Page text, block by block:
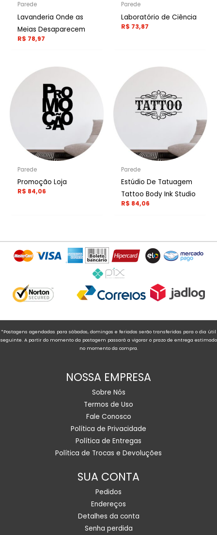
Parede
Lavanderia Onde as
Meias Desaparecem
R$ 78,97
Parede
Laboratório de Ciência
R$ 73,87
Parede
Promoção Loja
R$ 84,06
Parede
Estúdio De Tatuagem
Tattoo Body Ink Studio
R$ 84,06
*Postagens agendadas para sábados, domingos e feriados serão transferidas para o dia útil
seguinte. A partir do momento da postagem passará a vigorar o prazo de entrega estimado
no momento da compra.
NOSSA EMPRESA
Sobre Nós
Termos de Uso
Fale Conosco
Política de Privacidade
Política de Entregas
Política de Trocas e Devoluções
SUA CONTA
Pedidos
Endereços
Detalhes da conta
Senha perdida